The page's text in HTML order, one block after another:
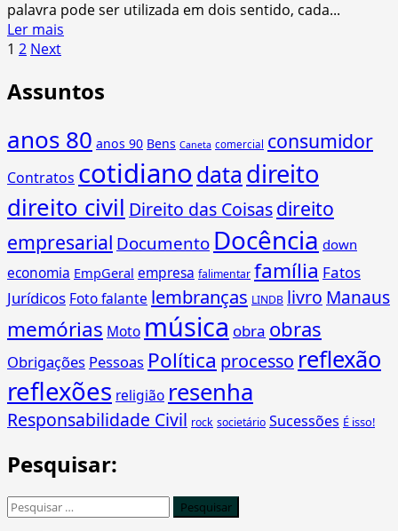
palavra pode ser utilizada em dois sentido, cada...
Ler mais
O
uma
PARTE
em
um
processo?
Paginação
de
1 2 Next
Assuntos
anos 80 anos 90 Bens Caneta comercial consumidor
Contratos cotidianodata direito
direito civil Direito das Coisasdireito
empresarial Documento Docência down
economia EmpGeral empresa falimentar família Fatos
Jurídicos Foto falante lembranças LINDB livro Manaus
memórias Moto música obra obras
Obrigações Pessoas Política processo reflexão
reflexões religião resenha
Responsabilidade Civil rock societário Sucessões É isso!
Pesquisar:
Pesquisar